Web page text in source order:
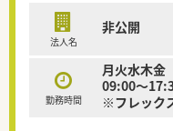
法人名
非公開
勤務時間
月火水木金
09:00～
※フレック